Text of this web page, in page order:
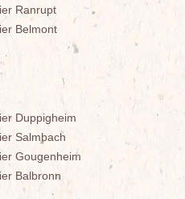
Ranrupt
Belmont
Duppigheim
Salmbach
Gougenheim
Balbronn